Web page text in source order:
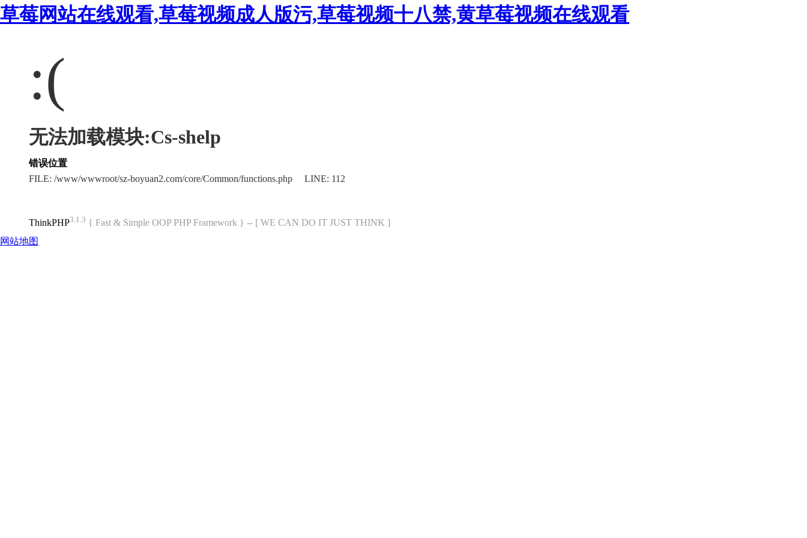
草莓网站在线观看,草莓视频成人版污,草莓视频十八禁,黄草莓视频在线观看
:(
无法加载模块:Cs-shelp
错误位置
FILE: /www/wwwroot/sz-boyuan2.com/core/Common/functions.php LINE: 112
ThinkPHP3.1.3 { Fast & Simple OOP PHP Framework } -- [ WE CAN DO IT JUST THINK ]
网站地图